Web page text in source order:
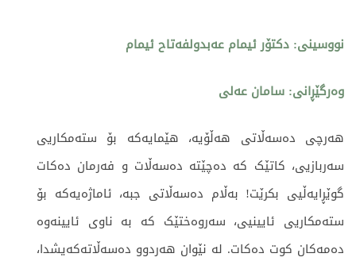
نووسینی: دکتۆر ئیمام عەبدولفەتاح ئیمام
وەرگێڕانی: سامان عەلی
هەرچی دەسەڵاتی هەڵۆیە، هێمایەکە بۆ ستەمکاریی
سەربازیی، کاتێک کە دەچێتە دەسەڵات و فەرمان دەکات
گوێڕایەڵیی بکرێت! بەڵام دەسەڵاتی جبە، ئاماژەیەکە بۆ
ستەمکاریی ئایینیی، سەروەختێک کە بە ناوی ئایینەوە
دەمەکان کوت دەکات. لە نێوان هەردوو دەسەڵاتەکەیشدا،